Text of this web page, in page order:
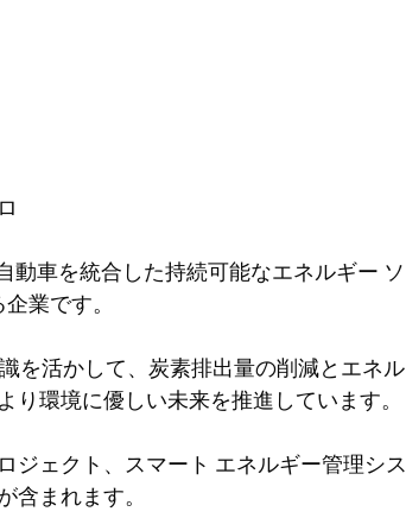
動車を統合した持続可能なエネルギー ソ
業です。
を活かして、炭素排出量の削減とエネル
環境に優しい未来を推進しています。
ジェクト、スマート エネルギー管理シス
まれます。